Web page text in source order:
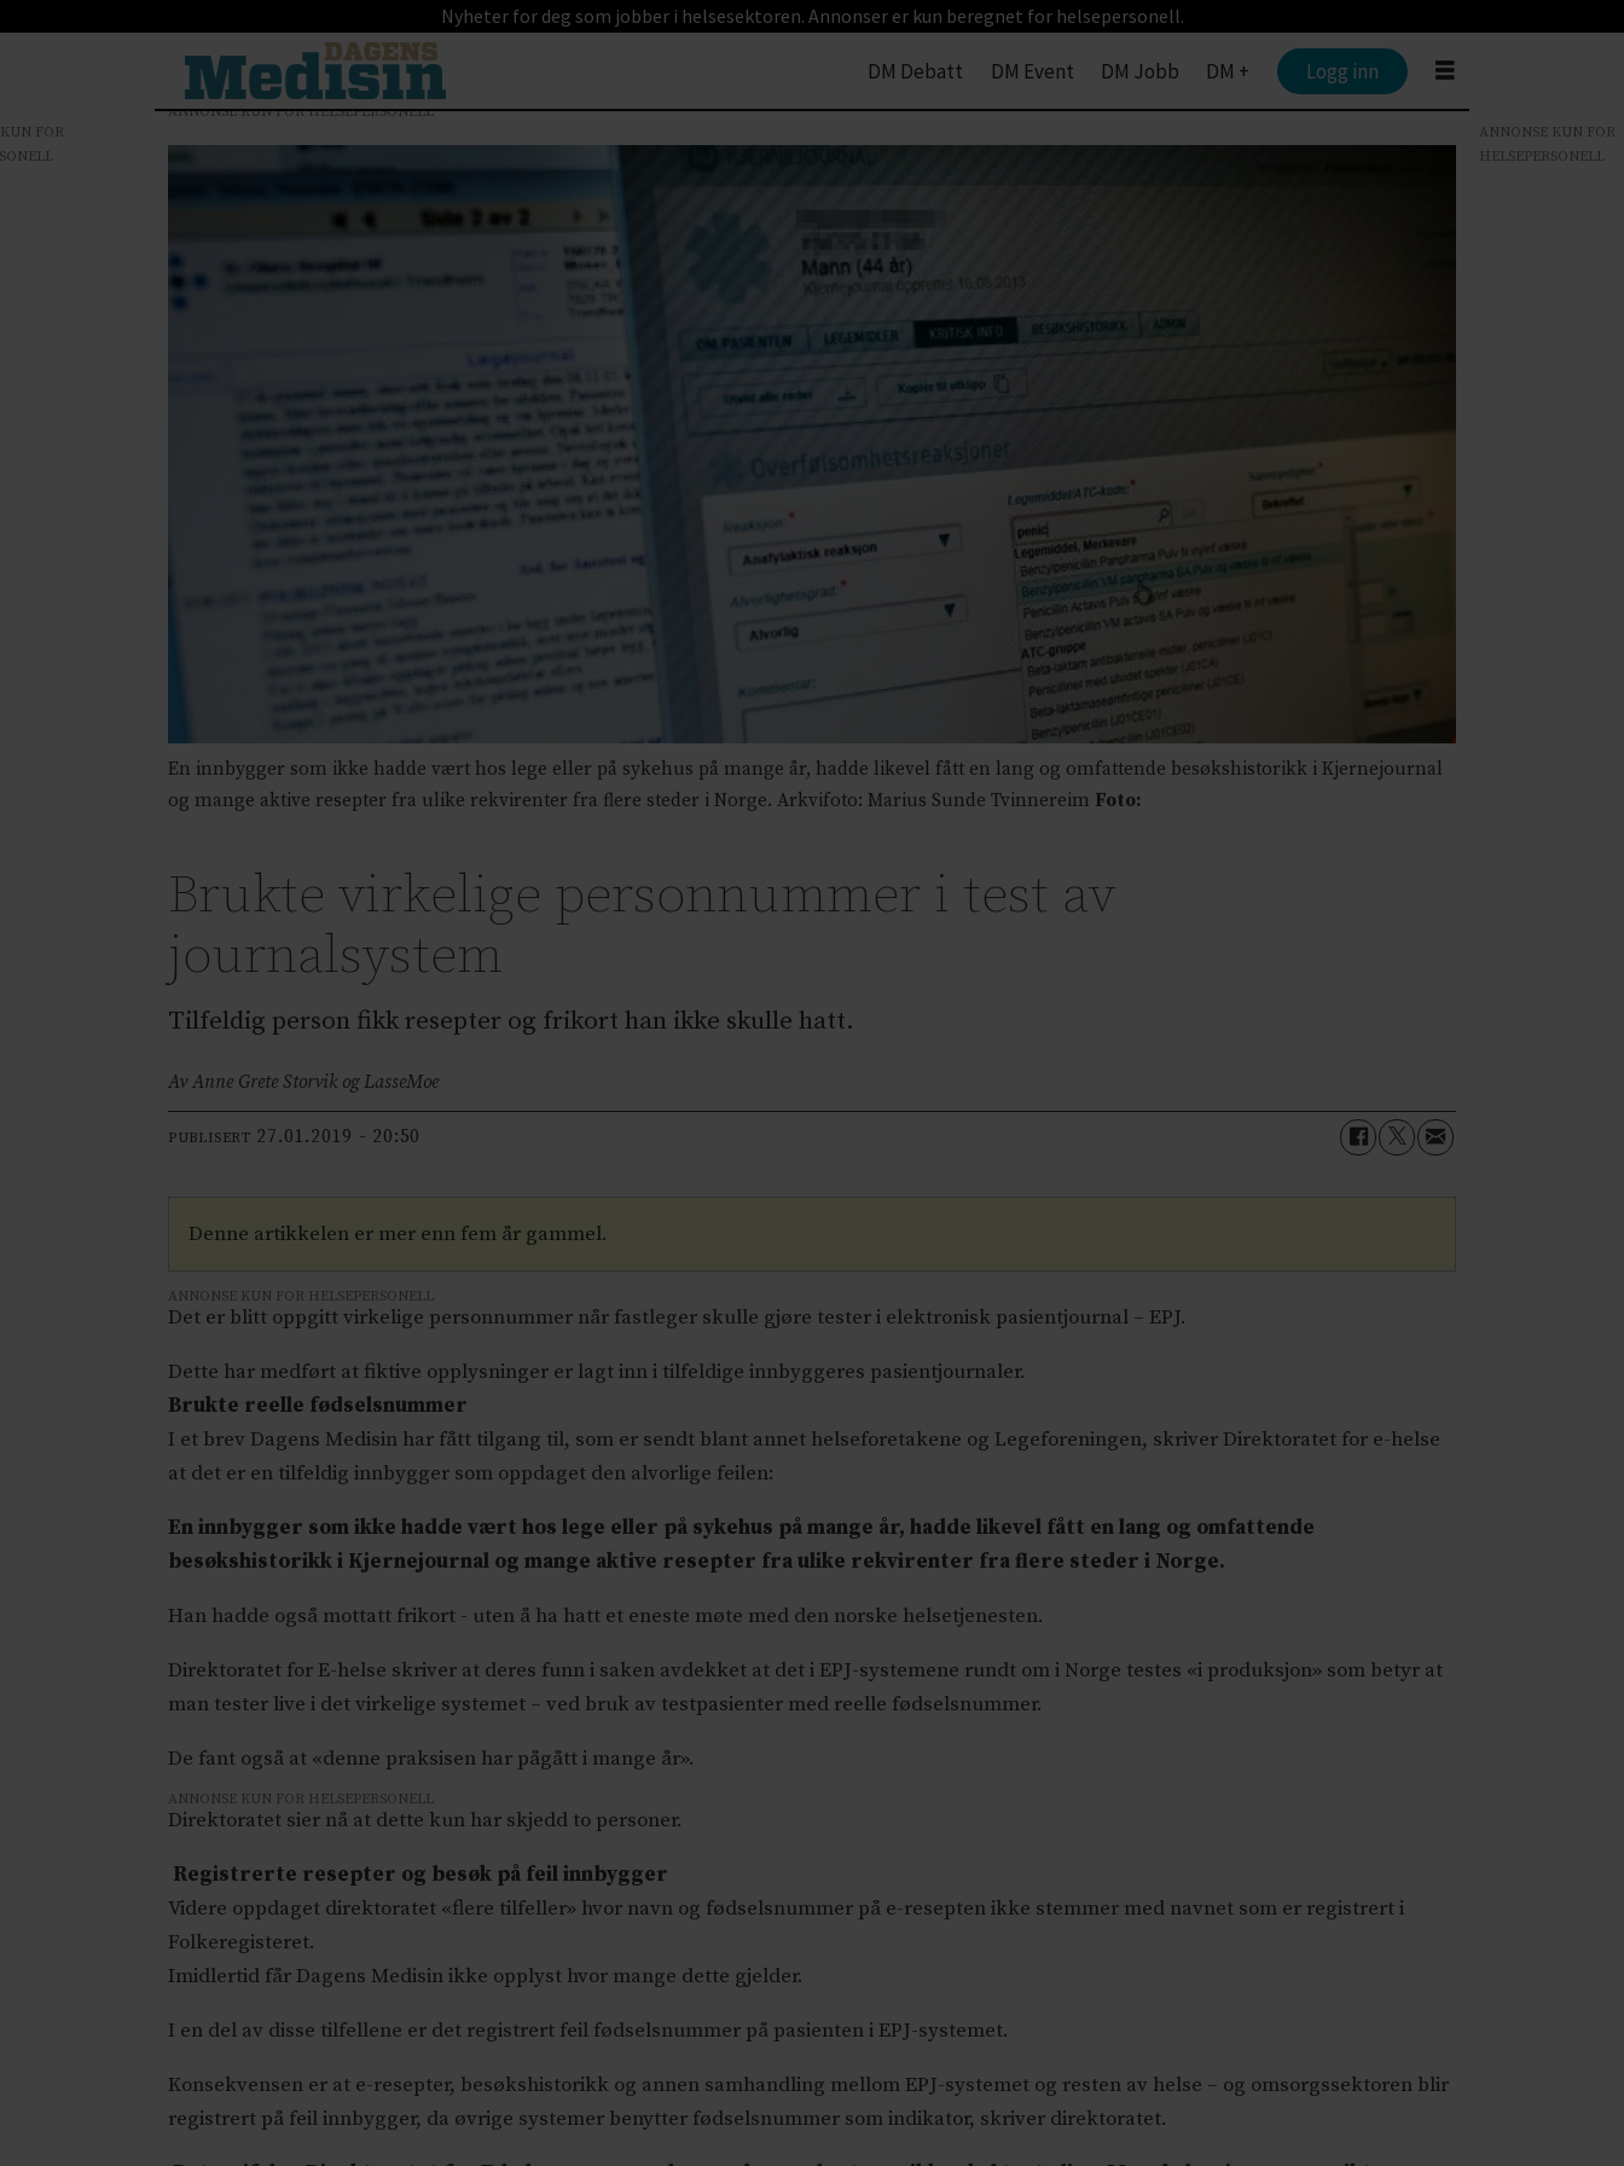
Nyheter for deg som jobber i helsesektoren. Annonser er kun beregnet for helsepersonell.
DM Debatt DM Event DM Jobb DM + Logg inn
ANNONSE KUN FOR HELSEPERSONELL
En innbygger som ikke hadde vært hos lege eller på sykehus på mange år, hadde likevel fått en lang og omfattende besøkshistorikk i Kjernejournal
og mange aktive resepter fra ulike rekvirenter fra flere steder i Norge. Arkvifoto: Marius Sunde Tvinnereim Foto:
Brukte virkelige personnummer i test av
journalsystem
Tilfeldig person fikk resepter og frikort han ikke skulle hatt.
Av Anne Grete Storvik og LasseMoe
PUBLISERT 27.01.2019 - 20:50
Denne artikkelen er mer enn fem år gammel.
ANNONSE KUN FOR HELSEPERSONELL
Det er blitt oppgitt virkelige personnummer når fastleger skulle gjøre tester i elektronisk pasientjournal – EPJ.
Dette har medført at fiktive opplysninger er lagt inn i tilfeldige innbyggeres pasientjournaler.
Brukte reelle fødselsnummer
I et brev Dagens Medisin har fått tilgang til, som er sendt blant annet helseforetakene og Legeforeningen, skriver Direktoratet for e-helse
at det er en tilfeldig innbygger som oppdaget den alvorlige feilen:
En innbygger som ikke hadde vært hos lege eller på sykehus på mange år, hadde likevel fått en lang og omfattende
besøkshistorikk i Kjernejournal og mange aktive resepter fra ulike rekvirenter fra flere steder i Norge.
Han hadde også mottatt frikort - uten å ha hatt et eneste møte med den norske helsetjenesten.
Direktoratet for E-helse skriver at deres funn i saken avdekket at det i EPJ-systemene rundt om i Norge testes «i produksjon» som betyr at
man tester live i det virkelige systemet – ved bruk av testpasienter med reelle fødselsnummer.
De fant også at «denne praksisen har pågått i mange år».
ANNONSE KUN FOR HELSEPERSONELL
Direktoratet sier nå at dette kun har skjedd to personer.
Registrerte resepter og besøk på feil innbygger
Videre oppdaget direktoratet «flere tilfeller» hvor navn og fødselsnummer på e-resepten ikke stemmer med navnet som er registrert i
Folkeregisteret.
Imidlertid får Dagens Medisin ikke opplyst hvor mange dette gjelder.
I en del av disse tilfellene er det registrert feil fødselsnummer på pasienten i EPJ-systemet.
Konsekvensen er at e-resepter, besøkshistorikk og annen samhandling mellom EPJ-systemet og resten av helse – og omsorgssektoren blir
registrert på feil innbygger, da øvrige systemer benytter fødselsnummer som indikator, skriver direktoratet.
FOR
ANNONSE KUN FOR
HELSEPERSONELL